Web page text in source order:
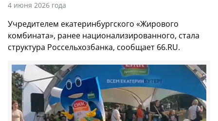
4 июня 2026 года
Учредителем екатеринбургского «Жирового
комбината», ранее национализированного, стала
структура Россельхозбанка, сообщает 66.RU.